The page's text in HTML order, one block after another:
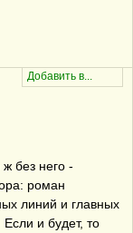
без него -
роман
линий и главных
и будет, то